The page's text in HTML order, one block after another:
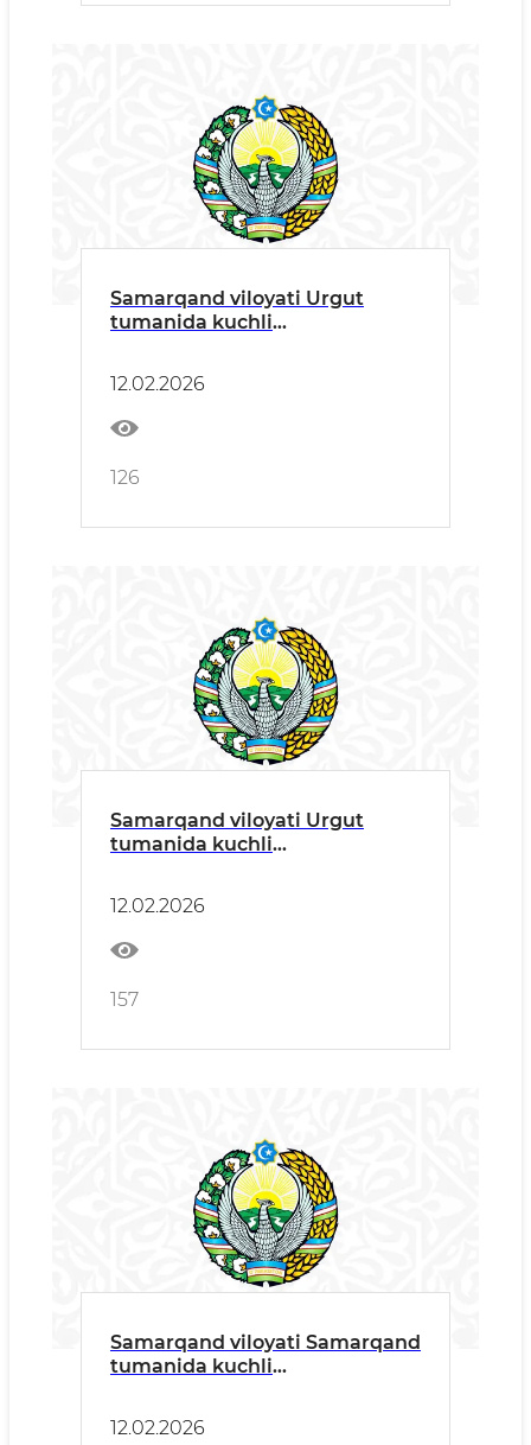
Samarqand viloyati Urgut
tumanida kuchli
12.02.2026
126
Samarqand viloyati Urgut
tumanida kuchli
12.02.2026
157
Samarqand viloyati Samarqand
tumanida kuchli
12.02.2026